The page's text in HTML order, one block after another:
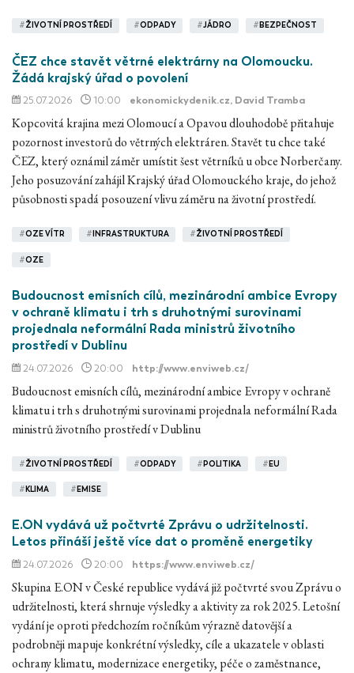
#ŽIVOTNÍ PROSTŘEDÍ #ODPADY #JÁDRO # BEZPEČNOST
ČEZ chce stavět větrné elektrárny na Olomoucku.
Žádá krajský úřad o povolení
25.07.2026 10:00 ekonomickydenik.cz, David Tramba
Kopcovitá krajina mezi Olomoucí a Opavou dlouhodobě přitahuje
pozornost investorů do větrných elektráren. Stavět tu chce také
ČEZ, který oznámil záměr umístit šest větrníků u obce Norberčany.
Jeho posuzování zahájil Krajský úřad Olomouckého kraje, do jehož
působnosti spadá posouzení vlivu záměru na životní prostředí.
#OZE VÍTR # INFRASTRUKTURA #ŽIVOTNÍ PROSTŘEDÍ
#OZE
Budoucnost emisních cílů, mezinárodní ambice Evropy
v ochraně klimatu i trh s druhotnými surovinami
projednala neformální Rada ministrů životního
prostředí v Dublinu
24.07.2026 20:00 http://www.enviweb.cz/
Budoucnost emisních cílů, mezinárodní ambice Evropy v ochraně
klimatu i trh s druhotnými surovinami projednala neformální Rada
ministrů životního prostředí v Dublinu
#ŽIVOTNÍ PROSTŘEDÍ #ODPADY # POLITIKA # EU
# KLIMA # EMISE
E.ON vydává už počtvrté Zprávu o udržitelnosti.
Letos přináší ještě více dat o proměně energetiky
24.07.2026 20:00 https://www.enviweb.cz/
Skupina E.ON v České republice vydává již počtvrté svou Zprávu o
udržitelnosti, která shrnuje výsledky a aktivity za rok 2025. Letošní
vydání je oproti předchozím ročníkům výrazně datovější a
podrobněji mapuje konkrétní výsledky, cíle a ukazatele v oblasti
ochrany klimatu, modernizace energetiky, péče o zaměstnance,